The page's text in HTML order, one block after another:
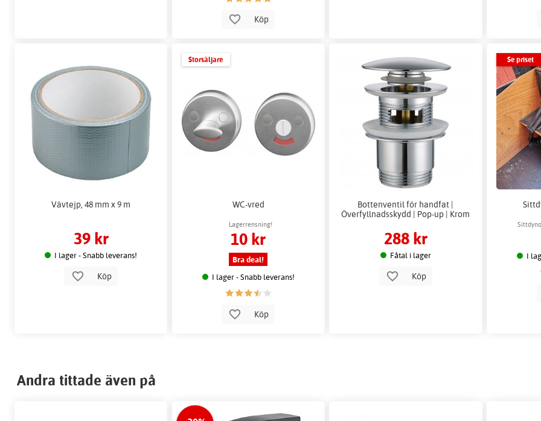
Köp
Vävtejp, 48 mm x 9 m
39 kr
I lager - Snabb leverans!
Köp
Storsäljare
WC-vred
Lagerrensning!
10 kr
Bra deal!
I lager - Snabb leverans!
Köp
Bottenventil för handfat |
Överfyllnadsskydd | Pop-up | Krom
288 kr
Fåtal i lager
Köp
Se priset
I
Andra tittade även på